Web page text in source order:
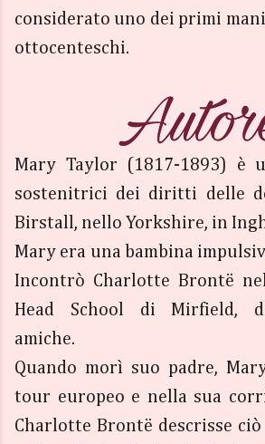
considerato uno dei primi
ottocenteschi.
Mary Taylor (1817-1893) è
sostenitrici dei diritti delle
Birstall, nello Yorkshire, in
Mary era una bambina
Incontrò Charlotte Brontë
Head School di Mirfield,
amiche.
Quando morì suo padre,
tour europeo e nella sua
Charlotte Brontë descrisse ciò